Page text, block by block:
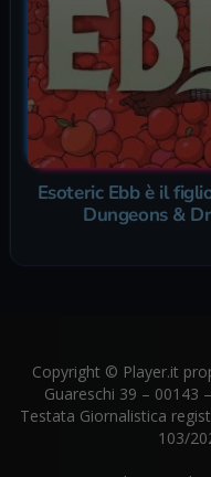
Esoteric Ebb è il
Dungeons &
Copyright © Player.it
Guareschi 39 – 00143
Testata Giornalistica
103/